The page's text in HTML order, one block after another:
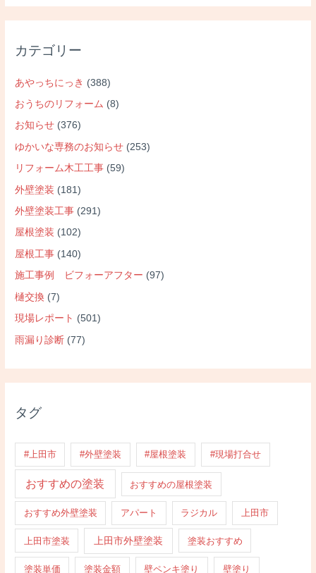
カテゴリー
あやっちにっき (388)
おうちのリフォーム (8)
お知らせ (376)
ゆかいな専務のお知らせ (253)
リフォーム木工工事 (59)
外壁塗装 (181)
外壁塗装工事 (291)
屋根塗装 (102)
屋根工事 (140)
施工事例 ビフォーアフター (97)
樋交換 (7)
現場レポート (501)
雨漏り診断 (77)
タグ
#上田市 #外壁塗装 #屋根塗装 #現場打合せ
おすすめの塗装 おすすめの屋根塗装
おすすめ外壁塗装 アパート ラジカル 上田市
上田市塗装 上田市外壁塗装 塗装おすすめ
塗装単価 塗装金額 壁ペンキ塗り 壁塗り